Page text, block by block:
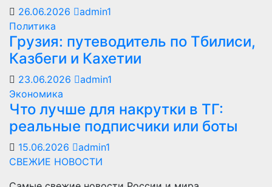
26.06.2026
admin1
Политика
Грузия: путеводитель по Тбилиси,
Казбеги и Кахетии
23.06.2026
admin1
Экономика
Что лучше для накрутки в ТГ:
реальные подписчики или боты
15.06.2026
admin1
СВЕЖИЕ НОВОСТИ